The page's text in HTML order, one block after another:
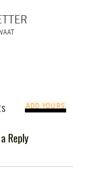
ADD YOURS
Reply